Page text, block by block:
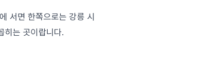
서면 한쪽으로는 강릉 시
히는 곳이랍니다.